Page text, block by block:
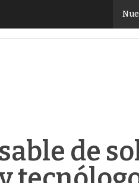
e IA edge de la región
de